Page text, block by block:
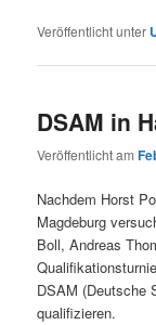
Veröffentlicht unter
DSAM in
Veröffentlicht am
Nachdem Horst
Magdeburg
Boll, Andreas
DSAM (Deutsche
qualifizieren.